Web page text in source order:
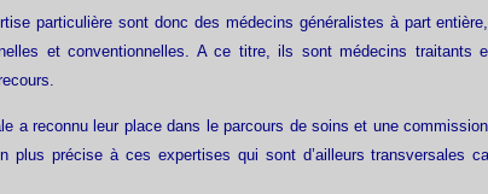
particulière sont donc des médecins généralistes à part
et conventionnelles. A ce titre, ils sont médecins traitants
a reconnu leur place dans le parcours de soins et une
plus précise à ces expertises qui sont d’ailleurs transversales